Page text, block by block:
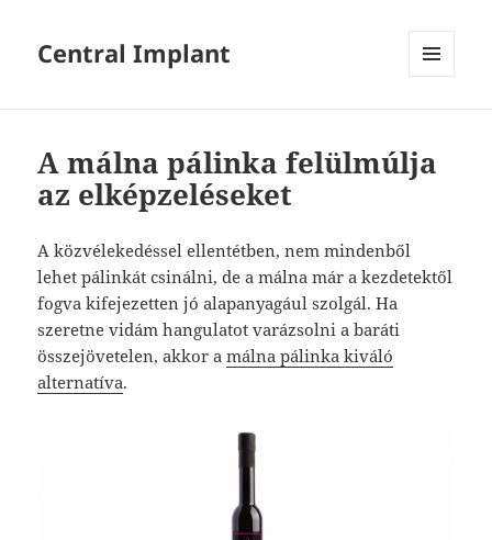
Central Implant
A málna pálinka felülmúlja
az elképzeléseket
A közvélekedéssel ellentétben, nem mindenből
lehet pálinkát csinálni, de a málna már a kezdetektől
fogva kifejezetten jó alapanyagául szolgál. Ha
szeretne vidám hangulatot varázsolni a baráti
összejövetelen, akkor amálna pálinka kiváló
alternatíva.